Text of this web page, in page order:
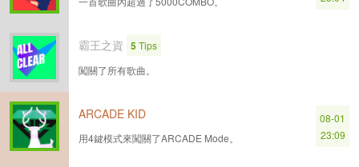
霸王之資 5Tips
闖關了所有歌曲。
ARCADE KID
用4鍵模式來闖關了ARCADE Mode。
08-01
23:09